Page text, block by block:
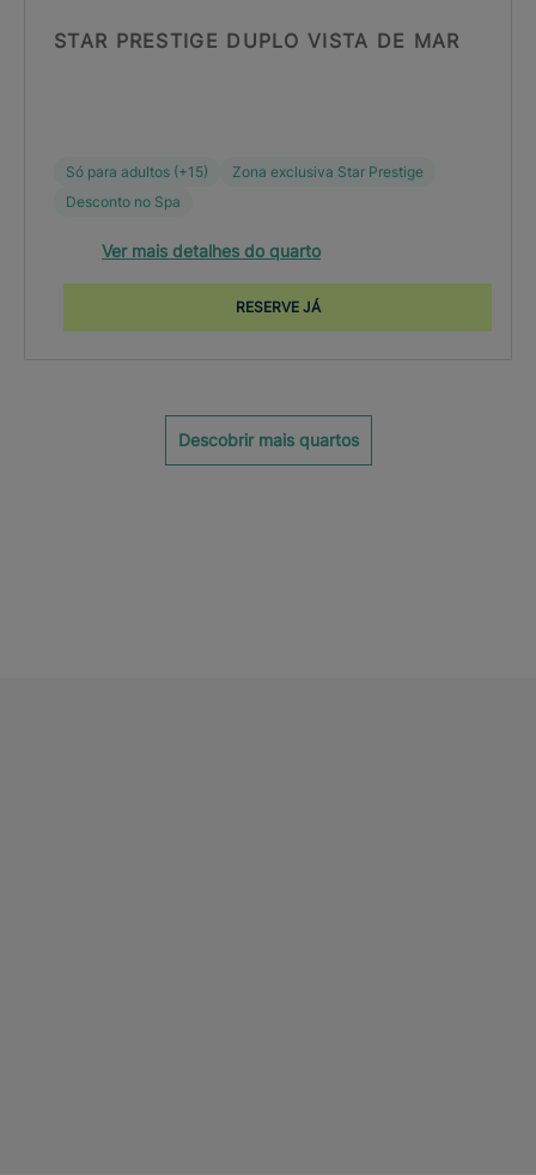
STAR PRESTIGE DUPLO VISTA DE MAR
Só para adultos (+15)
Zona exclusiva Star Prestige
Desconto no Spa
Ver mais detalhes do quarto
RESERVE JÁ
Descobrir mais quartos